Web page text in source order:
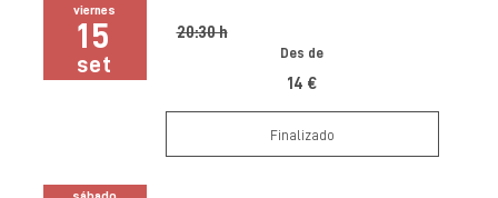
viernes
15
set
20:30 h
Des de
14 €
Finalizado
sábado